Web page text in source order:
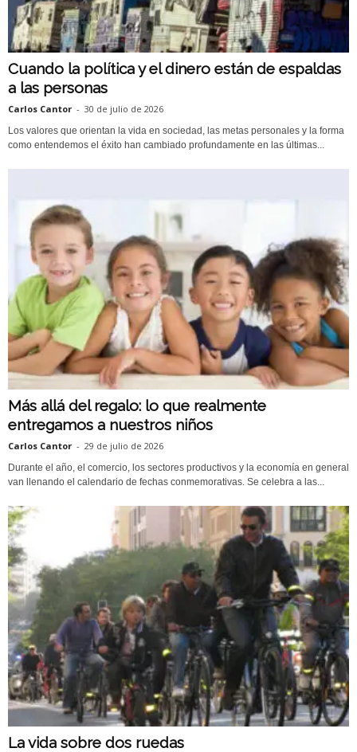
Cuando la política y el dinero están de espaldas
a las personas
Carlos Cantor - 30 de julio de 2026
Los valores que orientan la vida en sociedad, las metas personales y la forma
como entendemos el éxito han cambiado profundamente en las últimas...
Más allá del regalo: lo que realmente
entregamos a nuestros niños
Carlos Cantor - 29 de julio de 2026
Durante el año, el comercio, los sectores productivos y la economía en general
van llenando el calendario de fechas conmemorativas. Se celebra a las...
La vida sobre dos ruedas